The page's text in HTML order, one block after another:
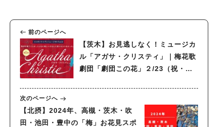
前のページへ
【茨木】お見逃しなく！ミュージカ
ル「アガサ・クリスティ」｜梅花歌
劇団「劇団この花」２/23（祝・
次のページへ
【北摂】2024年、高槻・茨木・吹
田・池田・豊中の「梅」お花見スポ